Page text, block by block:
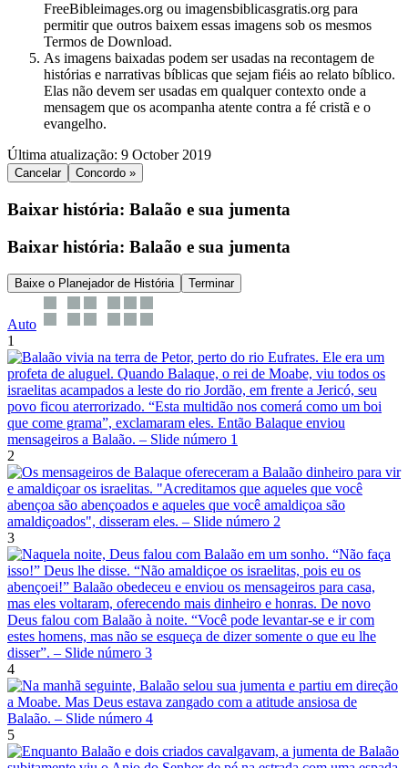
FreeBibleimages.org ou imagensbiblicasgratis.org para
permitir que outros baixem essas imagens sob os mesmos
Termos de Download.
As imagens baixadas podem ser usadas na recontagem de
histórias e narrativas bíblicas que sejam fiéis ao relato bíblico.
Elas não devem ser usadas em qualquer contexto onde a
mensagem que os acompanha atente contra a fé cristã e o
evangelho.
Última atualização: 9 October 2019
Cancelar Concordo »
Baixar história: Balaão e sua jumenta
Baixar história: Balaão e sua jumenta
Baixe o Planejador de História Terminar
Auto
1
2
3
4
5